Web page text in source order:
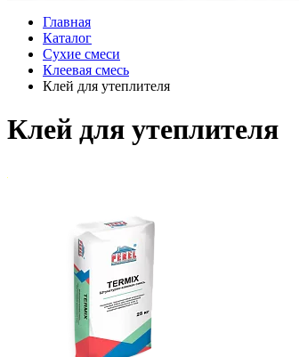
Главная
Каталог
Сухие смеси
Клеевая смесь
Клей для утеплителя
Клей для утеплителя